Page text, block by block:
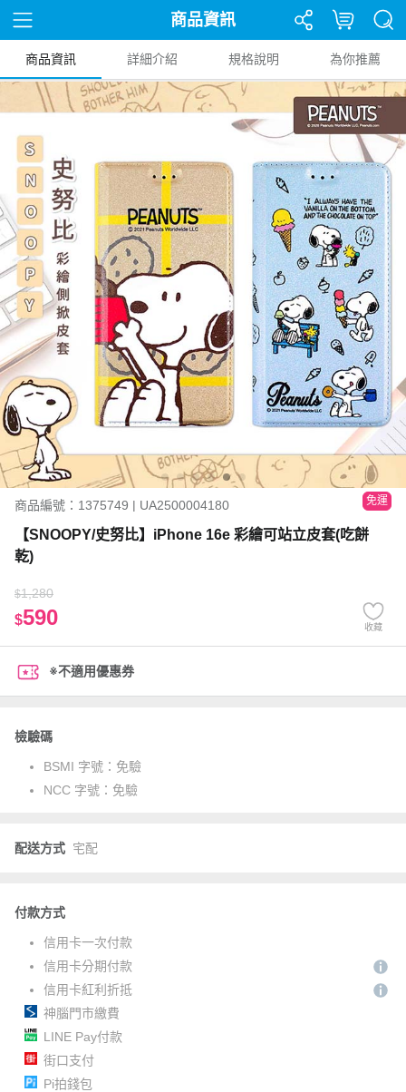
商品資訊
商品資訊 詳細介紹 規格說明 為你推薦
商品編號：1375749 | UA2500004180 免運
【SNOOPY/史努比】iPhone 16e 彩繪可站立皮套(吃餅
乾)
$1,280
$590 收藏
※不適用優惠券
檢驗碼
BSMI 字號： 免驗
NCC 字號： 免驗
配送方式 宅配
付款方式
信用卡一次付款
信用卡分期付款
信用卡紅利折抵
神腦門市繳費
LINE Pay付款
街口支付
Pi拍錢包